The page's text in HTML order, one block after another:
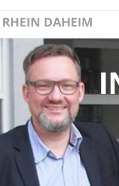
I